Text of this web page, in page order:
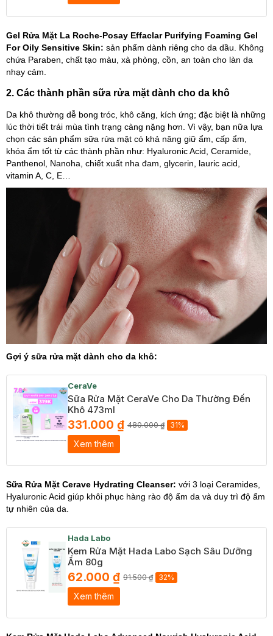
Gel Rửa Mặt La Roche-Posay Effaclar Purifying Foaming Gel
For Oily Sensitive Skin: sản phẩm dành riêng cho da dầu. Không
chứa Paraben, chất tạo màu, xà phòng, cồn, an toàn cho làn da
nhạy cảm.
2. Các thành phần sữa rửa mặt dành cho da khô
Da khô thường dễ bong tróc, khô căng, kích ứng; đặc biệt là những
lúc thời tiết trái mùa tình trạng càng nặng hơn. Vì vậy, bạn nữa lựa
chọn các sản phẩm sữa rửa mặt có khả năng giữ ẩm, cấp ẩm,
khóa ẩm tốt từ các thành phần như: Hyaluronic Acid, Ceramide,
Panthenol, Nanoha, chiết xuất nha đam, glycerin, lauric acid,
vitamin A, C, E…
Gợi ý sữa rửa mặt dành cho da khô:
CeraVe
Sữa Rửa Mặt CeraVe Cho Da Thường Đến
Khô 473ml
331.000 ₫ 480.000 ₫ 31%
Xem thêm
Sữa Rửa Mặt Cerave Hydrating Cleanser: với 3 loại Ceramides,
Hyaluronic Acid giúp khôi phục hàng rào độ ẩm da và duy trì độ ẩm
tự nhiên của da.
Hada Labo
Kem Rửa Mặt Hada Labo Sạch Sâu Dưỡng
Ẩm 80g
62.000 ₫ 91.500 ₫ 32%
Xem thêm